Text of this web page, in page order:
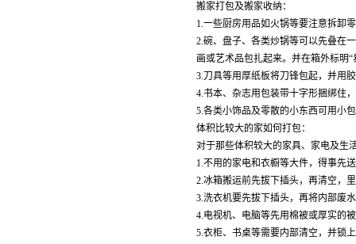
搬家打包及搬家收纳：
1.一些厨房用品如火锅等要注意拆卸
2.碗、盘子、各类炒锅等可以先叠在
画或艺术品包扎起来。并在箱外标明“
3.刀具等用厚纸板将刀锋包起，并用
4.书本、杂志用包装带十字形捆绑住
5.各类小饰品及零散的小东西可用小
体积比较大的家如何打包：
对于那些体积较大的家具、家电及生
1.不用的家电和衣橱等大件，得事先
2.冰箱搬运前先拔下插头，再清空，
3.洗衣机要先拔下插头，再将内部废
4.电视机、电脑等先用棉被或厚实的
5.衣柜、书桌等需要内部清空，并锁